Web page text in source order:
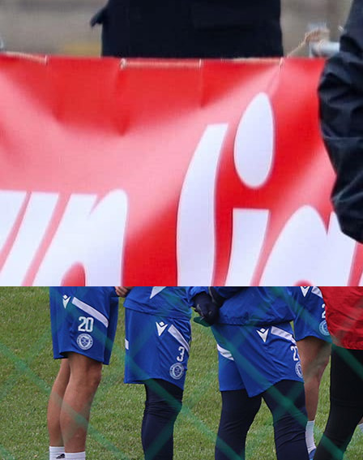
Još dva odlaska iz Željezničara: Plavi
zahvalili svojim fudbalerima!
Autor:
Redakcija
12:38, 02.06.2026